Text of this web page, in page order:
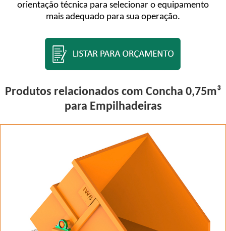
orientação técnica para selecionar o equipamento
mais adequado para sua operação.
Produtos relacionados com Concha 0,75m³
para Empilhadeiras